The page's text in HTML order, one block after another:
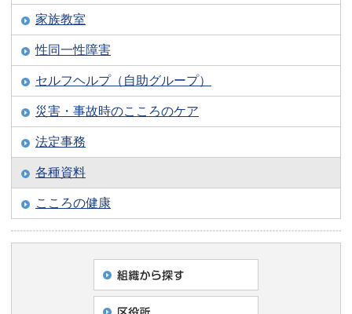
家族教室
性同一性障害
セルフヘルプ（自助グループ）
災害・事故時のこころのケア
法定事務
各種資料
こころの健康